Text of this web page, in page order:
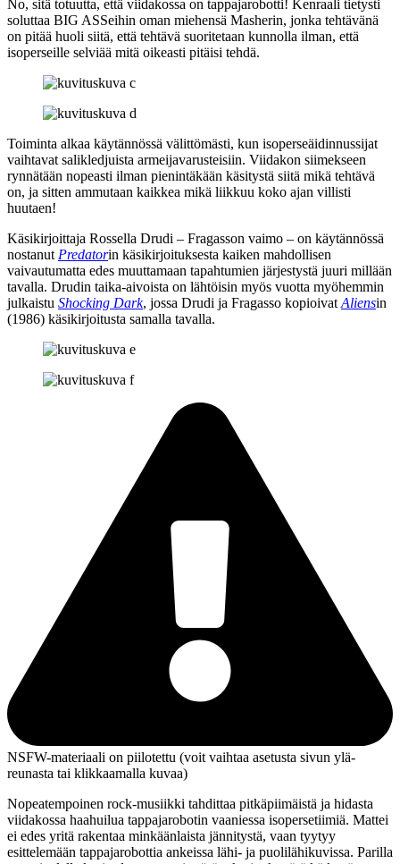
No, sitä totuutta, että viidakossa on tappajarobotti! Kenraali tietysti
soluttaa BIG ASSeihin oman miehensä Masherin, jonka tehtävänä
on pitää huoli siitä, että tehtävä suoritetaan kunnolla ilman, että
isoperseille selviää mitä oikeasti pitäisi tehdä.
Toiminta alkaa käytännössä välittömästi, kun isoperseäidinnussijat
vaihtavat salikledjuista armeijavarusteisiin. Viidakon siimekseen
rynnätään nopeasti ilman pienintäkään käsitystä siitä mikä tehtävä
on, ja sitten ammutaan kaikkea mikä liikkuu koko ajan villisti
huutaen!
Käsikirjoittaja Rossella Drudi – Fragasson vaimo – on käytännössä
nostanut Predatorin käsikirjoituksesta kaiken mahdollisen
vaivautumatta edes muuttamaan tapahtumien järjestystä juuri millään
tavalla. Drudin taika-aivoista on lähtöisin myös vuotta myöhemmin
julkaistu Shocking Dark, jossa Drudi ja Fragasso kopioivat Aliensin
(1986) käsikirjoitusta samalla tavalla.
NSFW-materiaali on piilotettu (voit vaihtaa asetusta sivun ylä­
reunasta tai klikkaamalla kuvaa)
Nopeatempoinen rock-musiikki tahdittaa pitkäpiimäistä ja hidasta
viidakossa haahuilua tappajarobotin vaaniessa isopersetiimiä. Mattei
ei edes yritä rakentaa minkäänlaista jännitystä, vaan tyytyy
esittelemään tappajarobottia ankeissa lähi‑ ja puolilähikuvissa. Parilla